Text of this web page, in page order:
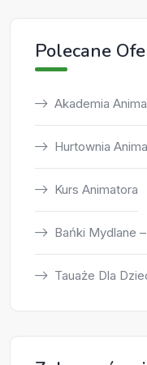
Polecane
Akademia
Hurtownia
Kurs Animatora
Bańki Mydlane
Tauaże Dla